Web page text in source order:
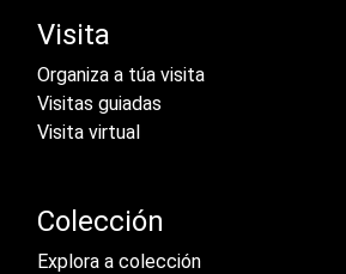
Visita
Organiza a túa visita
Visitas guiadas
Visita virtual
Colección
Explora a colección